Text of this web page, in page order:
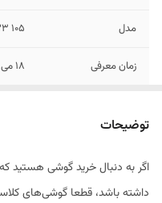
مدل 105 2023
زمان معرفی 18 می 2023
توضیحات
اگر به دنبال خرید گوشی هستید که
داشته باشد، قطعا گوشی‌های